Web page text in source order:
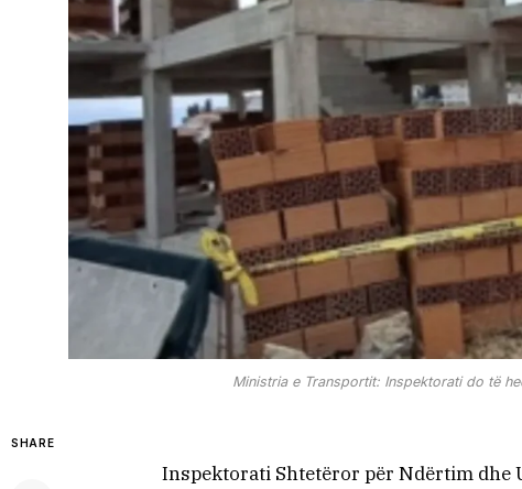
Ministria e Transportit: Inspektorati do të
SHARE
Inspektorati Shtetëror për Ndërtim dhe